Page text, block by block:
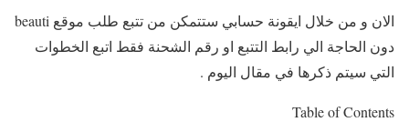
الان و من خلال ايقونة حسابي ستتمكن من
تتبع طلب موقع beauti
دون الحاجة الي رابط التتبع او رقم الشحنة فقط اتبع الخطوات
التي سيتم ذكرها في مقال اليوم .
Table of Contents